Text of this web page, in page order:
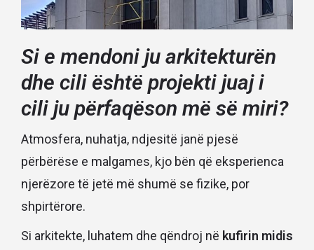
Si e mendoni ju arkitekturën
dhe cili është projekti juaj i
cili ju përfaqëson më së miri?
Atmosfera, nuhatja, ndjesitë janë pjesë
përbërëse e malgames, kjo bën që eksperienca
njerëzore të jetë më shumë se fizike, por
shpirtërore.
Si arkitekte, luhatem dhe qëndroj në kufirin midis